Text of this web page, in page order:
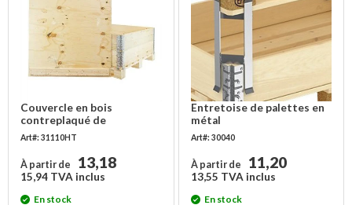
Couvercle en bois
contreplaqué de
dimensions 1200x1000 mm
Art#: 31110HT
À partir de 13,18
15,94 TVA inclus
En stock
Entretoise de palettes en
métal
Art#: 30040
À partir de 11,20
13,55 TVA inclus
En stock